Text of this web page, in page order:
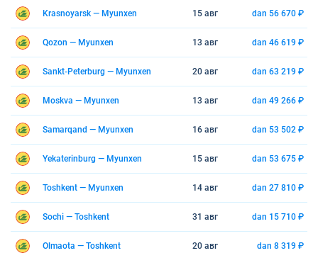
Krasnoyarsk — Myunxen 15 авг dan 56 670 ₽
Qozon — Myunxen 13 авг dan 46 619 ₽
Sankt-Peterburg — Myunxen 20 авг dan 63 219 ₽
Moskva — Myunxen 13 авг dan 49 266 ₽
Samarqand — Myunxen 16 авг dan 53 502 ₽
Yekaterinburg — Myunxen 15 авг dan 53 675 ₽
Toshkent — Myunxen 14 авг dan 27 810 ₽
Sochi — Toshkent 31 авг dan 15 710 ₽
Olmaota — Toshkent 20 авг dan 8 319 ₽